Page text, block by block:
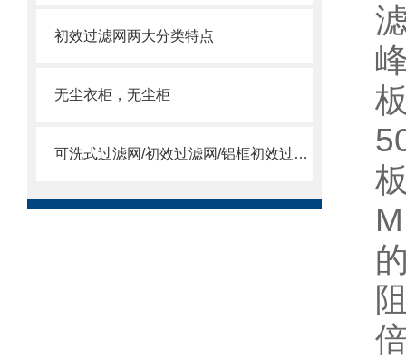
初效过滤网两大分类特点
无尘衣柜，无尘柜
可洗式过滤网/初效过滤网/铝框初效过滤网